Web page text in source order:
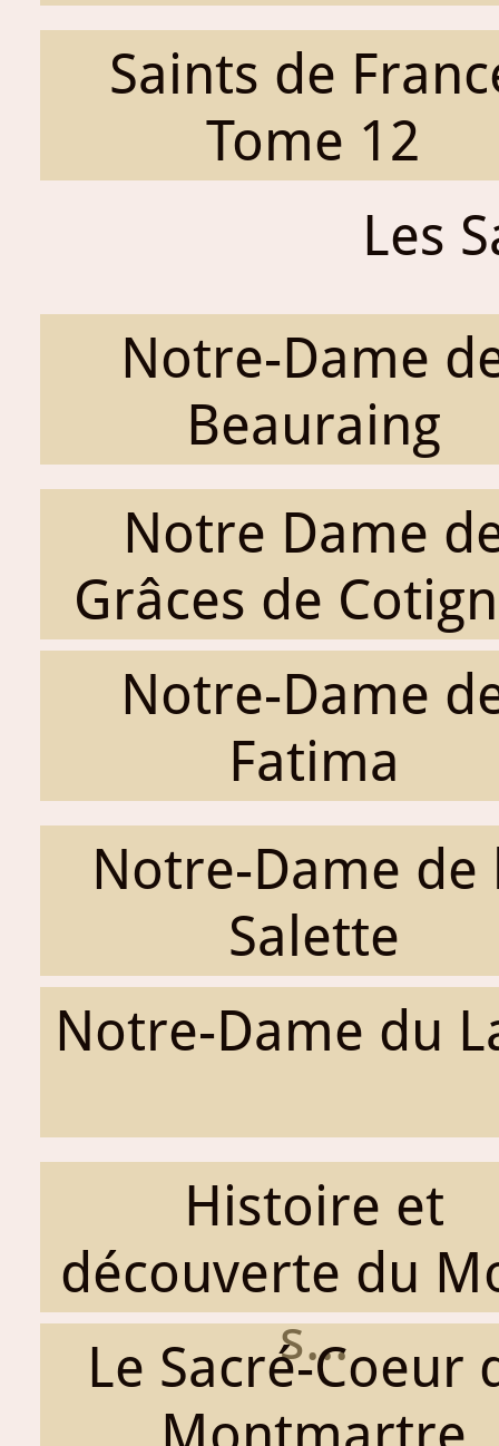
Saints de
Tome 12
Les
Notre-Dame
Beauraing
Notre Dame
Grâces de
Notre-Dame
Fatima
Notre-Dame de
Salette
Notre-Dame du
Histoire et
découverte du
s...
Le Sacré-Coeur